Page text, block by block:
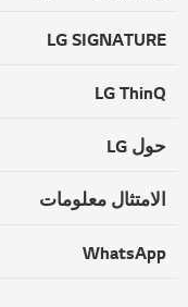
LG SIGNATURE
LG ThinQ
حول LG
الامتثال معلومات
WhatsApp